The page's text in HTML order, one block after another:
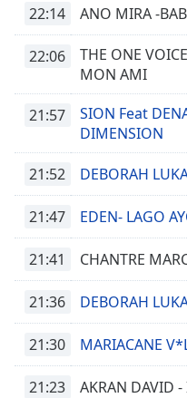
Fullscreen
This
modal
window.
Beginning
dialog
window.
Escape
close
window.
22:14 ANO MIRA -
22:06
THE ONE
MON AMI
21:57
SION Feat
DIMENSION
21:52 DEBORAH
21:47 EDEN- LAGO
21:41 CHANTRE
21:36 DEBORAH
21:30 MARIACANE
21:23 AKRAN DAVID